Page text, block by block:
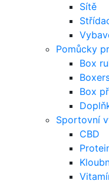
Sítě
Pomůcky
Box
Box
Sportovní
CBD